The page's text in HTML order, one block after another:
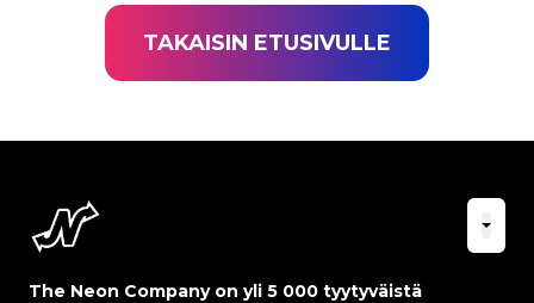
TAKAISIN ETUSIVULLE
The Neon Company on yli 5 000 tyytyväistä